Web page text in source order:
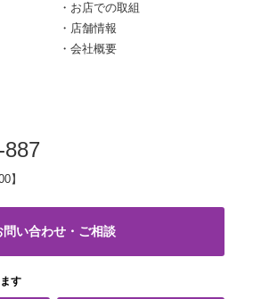
・ お店での取組
・ 店舗情報
・会社概要
887
】
問い合わせ・ご相談
す